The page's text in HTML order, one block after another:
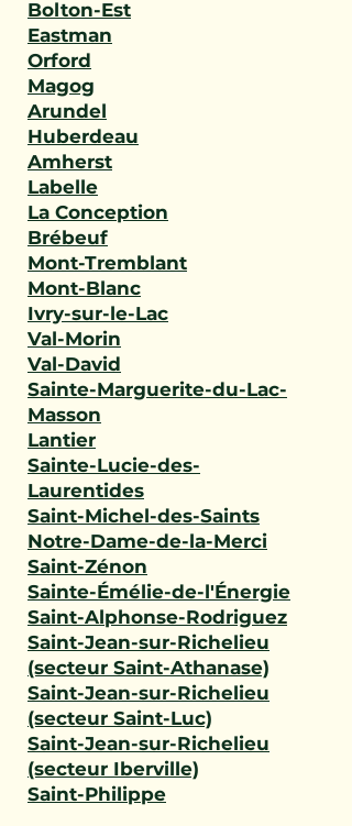
Bolton-Est
Eastman
Orford
Magog
Arundel
Huberdeau
Amherst
Labelle
La Conception
Brébeuf
Mont-Tremblant
Mont-Blanc
Ivry-sur-le-Lac
Val-Morin
Val-David
Sainte-Marguerite-du-Lac-
Masson
Lantier
Sainte-Lucie-des-
Laurentides
Saint-Michel-des-Saints
Notre-Dame-de-la-Merci
Saint-Zénon
Sainte-Émélie-de-l'Énergie
Saint-Alphonse-Rodriguez
Saint-Jean-sur-Richelieu
(secteur Saint-Athanase)
Saint-Jean-sur-Richelieu
(secteur Saint-Luc)
Saint-Jean-sur-Richelieu
(secteur Iberville)
Saint-Philippe